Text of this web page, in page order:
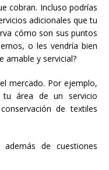
cobran. Incluso podrías
adicionales que tu
cómo son sus puntos
o les vendría bien
amable y servicial?
mercado. Por ejemplo,
tu área de un servicio
de textiles
además de cuestiones